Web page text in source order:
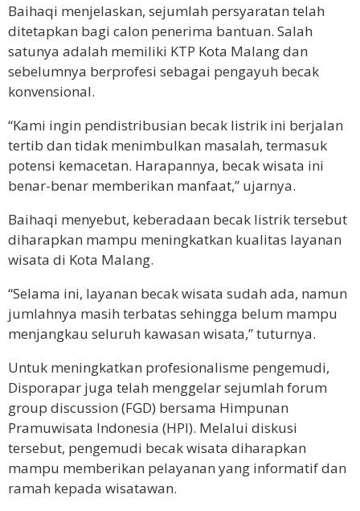
Baihaqi menjelaskan, sejumlah persyaratan telah
ditetapkan bagi calon penerima bantuan. Salah
satunya adalah memiliki KTP Kota Malang dan
sebelumnya berprofesi sebagai pengayuh becak
konvensional.
“Kami ingin pendistribusian becak listrik ini berjalan
tertib dan tidak menimbulkan masalah, termasuk
potensi kemacetan. Harapannya, becak wisata ini
benar-benar memberikan manfaat,” ujarnya.
Baihaqi menyebut, keberadaan becak listrik tersebut
diharapkan mampu meningkatkan kualitas layanan
wisata di Kota Malang.
“Selama ini, layanan becak wisata sudah ada, namun
jumlahnya masih terbatas sehingga belum mampu
menjangkau seluruh kawasan wisata,” tuturnya.
Untuk meningkatkan profesionalisme pengemudi,
Disporapar juga telah menggelar sejumlah forum
group discussion (FGD) bersama Himpunan
Pramuwisata Indonesia (HPI). Melalui diskusi
tersebut, pengemudi becak wisata diharapkan
mampu memberikan pelayanan yang informatif dan
ramah kepada wisatawan.